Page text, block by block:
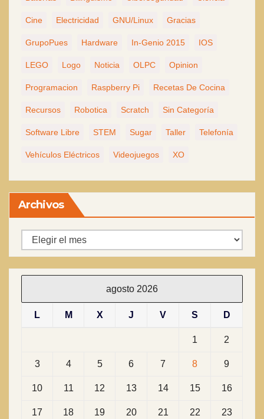
Cine Electricidad GNU/Linux Gracias
GrupoPues Hardware In-Genio 2015 IOS
LEGO Logo Noticia OLPC Opinion
Programacion Raspberry Pi Recetas De Cocina
Recursos Robotica Scratch Sin Categoría
Software Libre STEM Sugar Taller Telefonía
Vehículos Eléctricos Videojuegos XO
Archivos
Archivos
agosto 2026
L M X J V S D
1 2
3 4 5 6 7 8 9
10 11 12 13 14 15 16
17 18 19 20 21 22 23